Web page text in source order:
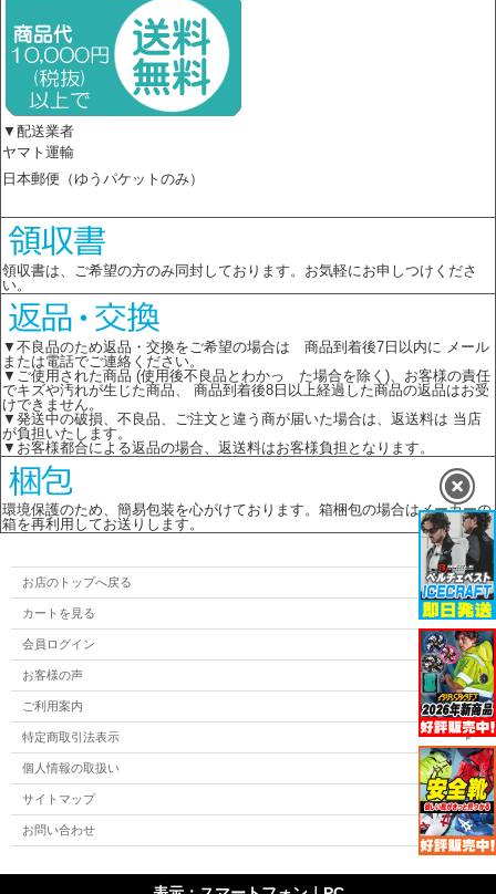
▼配送業者
ヤマト運輸
日本郵便（ゆうパケットのみ）
領収書は、ご希望の方のみ同封しております。お気軽にお申しつけくださ
い。
▼不良品のため返品・交換をご希望の場合は 商品到着後7日以内に メール
または電話でご連絡ください。
▼ご使用された商品 (使用後不良品とわかっ た場合を除く)、お客様の責任
でキズや汚れが生じた商品、 商品到着後8日以上経過した商品の返品はお受
けできません。
▼発送中の破損、不良品、ご注文と違う商が届いた場合は、返送料は 当店
が負担いたします。
▼お客様都合による返品の場合、返送料はお客様負担となります。
環境保護のため、簡易包装を心がけております。箱梱包の場合はメーカーの
箱を再利用してお送りします。
お店のトップへ戻る
カートを見る
会員ログイン
お客様の声
ご利用案内
特定商取引法表示
個人情報の取扱い
サイトマップ
お問い合わせ